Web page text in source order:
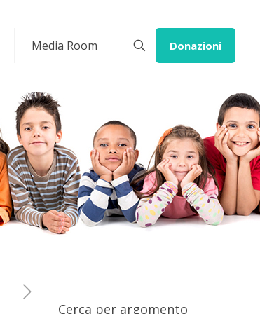
Media Room Donazioni
Cerca per argomento